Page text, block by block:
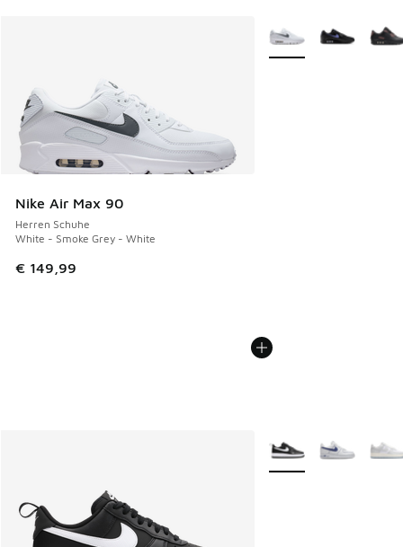
Nike Air Max 90
Herren Schuhe
White - Smoke Grey - White
€ 149,99
Weitere Farben
Weitere Farben